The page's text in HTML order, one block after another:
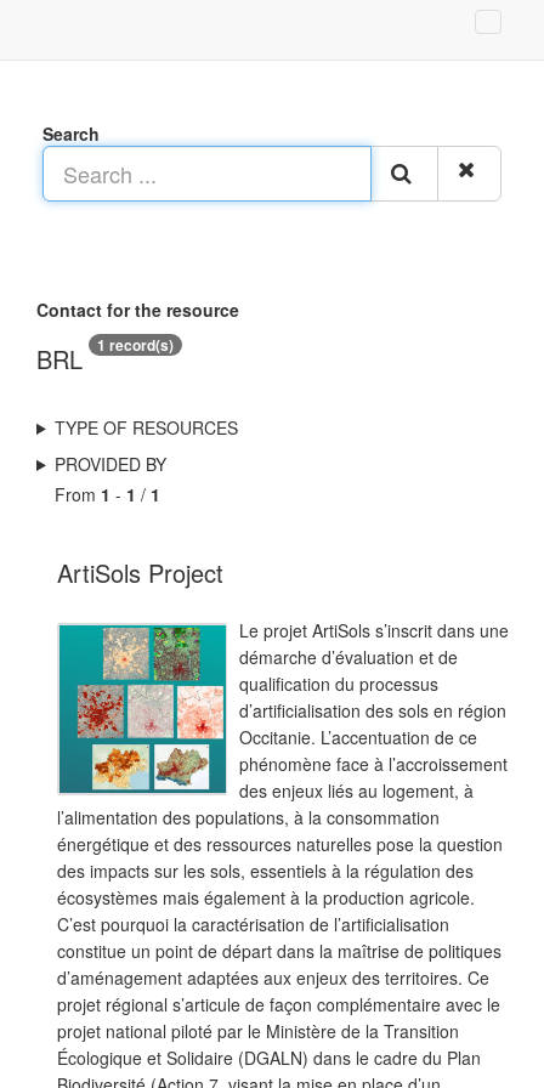
Search
Contact for the resource
BRL 1 record(s)
TYPE OF RESOURCES
PROVIDED BY
From 1 - 1 / 1
ArtiSols Project
Le projet ArtiSols s’inscrit dans une
démarche d’évaluation et de
qualification du processus
d’artificialisation des sols en région
Occitanie. L’accentuation de ce
phénomène face à l’accroissement
des enjeux liés au logement, à
l’alimentation des populations, à la consommation
énergétique et des ressources naturelles pose la question
des impacts sur les sols, essentiels à la régulation des
écosystèmes mais également à la production agricole.
C’est pourquoi la caractérisation de l’artificialisation
constitue un point de départ dans la maîtrise de politiques
d’aménagement adaptées aux enjeux des territoires. Ce
projet régional s’articule de façon complémentaire avec le
projet national piloté par le Ministère de la Transition
Écologique et Solidaire (DGALN) dans le cadre du Plan